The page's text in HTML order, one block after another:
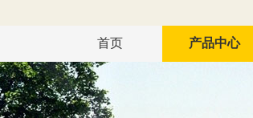
首页 产品中心